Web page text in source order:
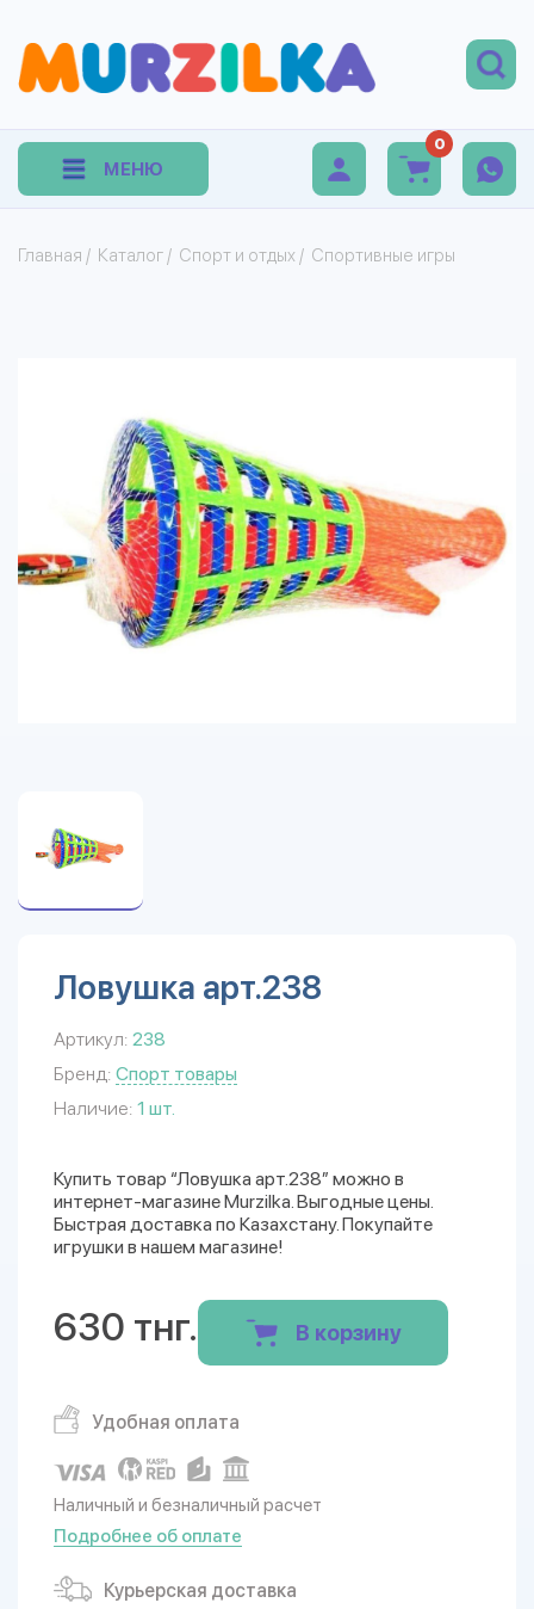
МЕНЮ
0
Главная / Каталог / Спорт и отдых / Спортивные игры
Ловушка арт.238
Артикул: 238
Бренд: Спорт товары
Наличие: 1 шт.
Купить товар “Ловушка арт.238” можно в
интернет-магазине Murzilka. Выгодные цены.
Быстрая доставка по Казахстану. Покупайте
игрушки в нашем магазине!
630 тнг. В корзину
Удобная оплата
Наличный и безналичный расчет
Подробнее об оплате
Курьерская доставка